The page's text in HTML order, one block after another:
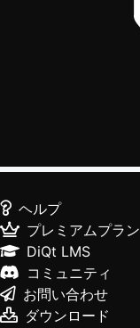
ヘルプ
プレミアムプラン
DiQt LMS
コミュニティ
お問い合わせ
ダウンロード